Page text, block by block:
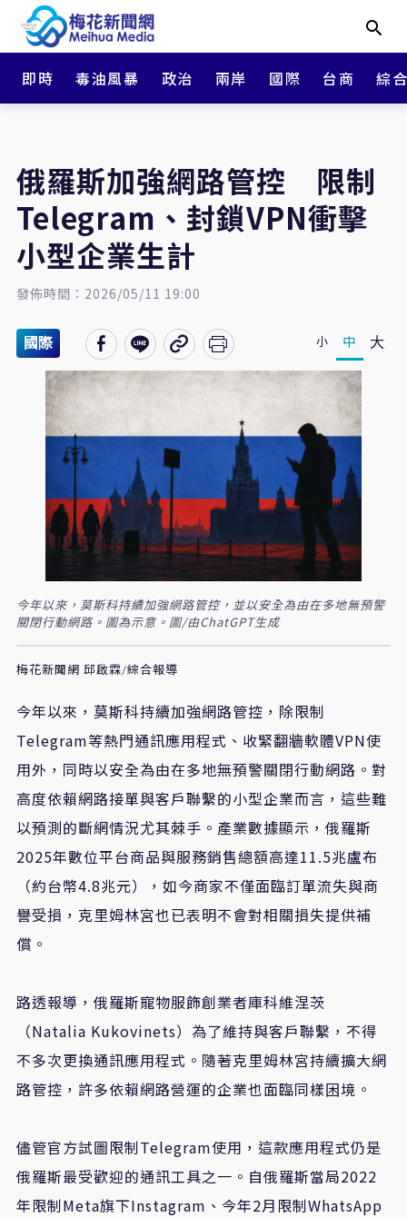
即時 毒油風暴 政治 兩岸 國際 台商 綜
俄羅斯加強網路管控 限制
Telegram、封鎖VPN衝擊
小型企業生計
發佈時間：2026/05/11 19:00
國際 小 中 大
今年以來，莫斯科持續加強網路管控，並以安全為由在多地無預警
關閉行動網路。圖為示意。圖/由ChatGPT生成
梅花新聞網 邱啟霖/綜合報導
今年以來，莫斯科持續加強網路管控，除限制
Telegram等熱門通訊應用程式、收緊翻牆軟體VPN使
用外，同時以安全為由在多地無預警關閉行動網路。對
高度依賴網路接單與客戶聯繫的小型企業而言，這些難
以預測的斷網情況尤其棘手。產業數據顯示，俄羅斯
2025年數位平台商品與服務銷售總額高達11.5兆盧布
（約台幣4.8兆元），如今商家不僅面臨訂單流失與商
譽受損，克里姆林宮也已表明不會對相關損失提供補
償。
路透報導，俄羅斯寵物服飾創業者庫科維涅茨
（Natalia Kukovinets）為了維持與客戶聯繫，不得
不多次更換通訊應用程式。隨著克里姆林宮持續擴大網
路管控，許多依賴網路營運的企業也面臨同樣困境。
儘管官方試圖限制Telegram使用，這款應用程式仍是
俄羅斯最受歡迎的通訊工具之一。自俄羅斯當局2022
年限制Meta旗下Instagram、今年2月限制WhatsApp